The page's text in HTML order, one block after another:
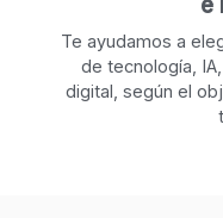
Te ayudamos a
de tecnología,
digital, según el